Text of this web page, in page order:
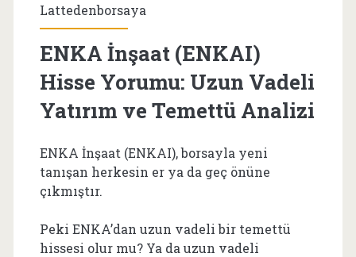
Lattedenborsaya
ENKA İnşaat (ENKAI)
Hisse Yorumu: Uzun Vadeli
Yatırım ve Temettü Analizi
ENKA İnşaat (ENKAI), borsayla yeni
tanışan herkesin er ya da geç önüne
çıkmıştır.
Peki ENKA’dan uzun vadeli bir temettü
hissesi olur mu? Ya da uzun vadeli